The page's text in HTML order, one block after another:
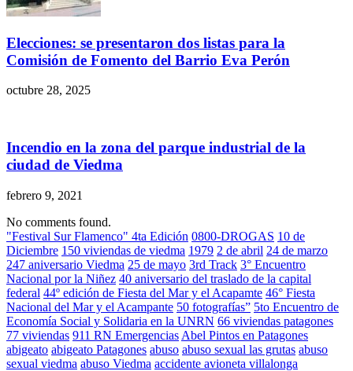
Elecciones: se presentaron dos listas para la
Comisión de Fomento del Barrio Eva Perón
octubre 28, 2025
Incendio en la zona del parque industrial de la
ciudad de Viedma
febrero 9, 2021
No comments found.
"Festival Sur Flamenco" 4ta Edición 0800-DROGAS 10 de
Diciembre 150 viviendas de viedma 1979 2 de abril 24 de marzo
247 aniversario Viedma 25 de mayo 3rd Track 3° Encuentro
Nacional por la Niñez 40 aniversario del traslado de la capital
federal 44º edición de Fiesta del Mar y el Acapamte 46° Fiesta
Nacional del Mar y el Acampante 50 fotografías” 5to Encuentro de
Economía Social y Solidaria en la UNRN 66 viviendas patagones
77 viviendas 911 RN Emergencias Abel Pintos en Patagones
abigeato abigeato Patagones abuso abuso sexual las grutas abuso
sexual viedma abuso Viedma accidente avioneta villalonga